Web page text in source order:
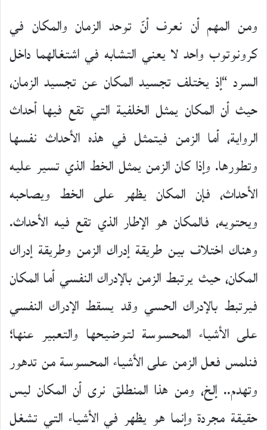
ومن المهم أن نعرف أنّ توحد الزمان والمكان في
كرونوتوب واحد لا يعني التشابه في اشتغالهما داخل
السرد “إذ يختلف تجسيد المكان عن تجسيد الزمان،
حيث أن المكان يمثل الخلفية التي تقع فيها أحداث
الرواية، أما الزمن فيتمثل في هذه الأحداث نفسها
وتطورها. وإذا كان الزمن يمثل الخط الذي تسير عليه
الأحداث، فإن المكان يظهر على الخط ويصاحبه
ويحتويه، فالمكان هو الإطار الذي تقع فيه الأحداث.
وهناك اختلاف بين طريقة إدراك الزمن وطريقة إدراك
المكان، حيث يرتبط الزمن بالإدراك النفسي أما المكان
فيرتبط بالإدراك الحسي وقد يسقط الإدراك النفسي
على الأشياء المحسوسة لتوضيحها والتعبير عنها؛
فنلمس فعل الزمن على الأشياء المحسوسة من تدهور
وتهدم.. إلخ، ومن هذا المنطلق نرى أن المكان ليس
حقيقة مجردة وإنما هو يظهر في الأشياء التي تشغل